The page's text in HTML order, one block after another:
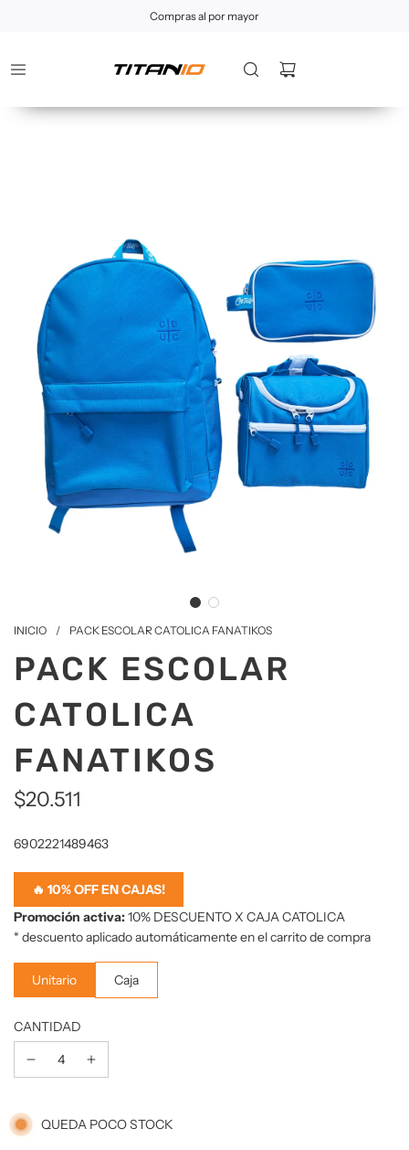
Compras al por mayor
INICIO / PACK ESCOLAR CATOLICA FANATIKOS
PACK ESCOLAR
CATOLICA
FANATIKOS
oferta
$20.511
6902221489463
🔥 10% OFF EN CAJAS!
Promoción activa:10% DESCUENTO X CAJA CATOLICA
* descuento aplicado automáticamente en el carrito de compra
Unitario Caja
CANTIDAD
QUEDA POCO STOCK